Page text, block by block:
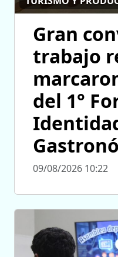
Gran
trabajo
del 1°
09/08/2026 10:22